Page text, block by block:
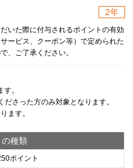
2年
いた際に付与されるポイントの有効
ービス、クーポン等）で定められた
、ご了承ください。
。
さった方のみ対象となります。
ます。
種類
ポイント